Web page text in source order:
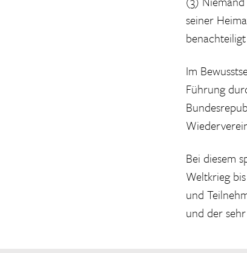
seiner
Im
Führung
Bei diesem
Weltkrieg
und
und der